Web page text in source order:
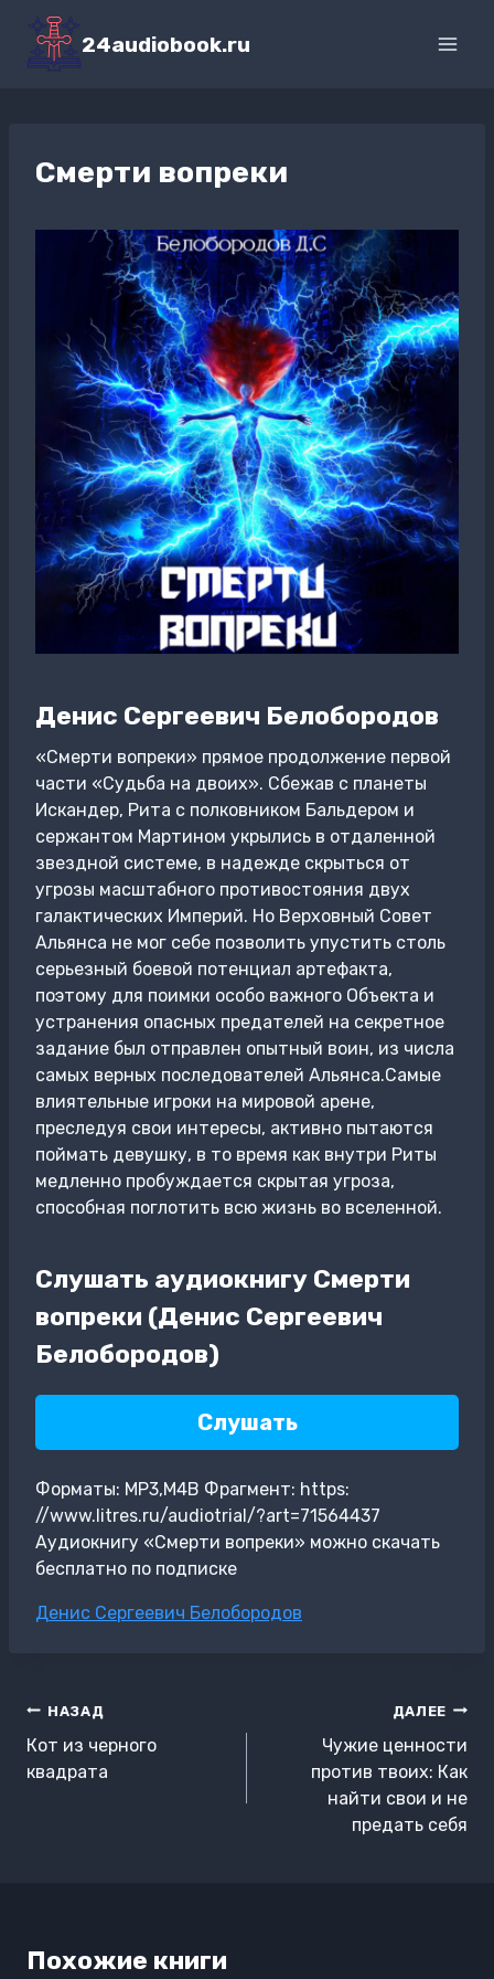
Перейти
содержимому
24audiobook.ru
Смерти вопреки
Денис Сергеевич Белобородов
«Смерти вопреки» прямое продолжение первой
части «Судьба на двоих». Сбежав с планеты
Искандер, Рита с полковником Бальдером и
сержантом Мартином укрылись в отдаленной
звездной системе, в надежде скрыться от
угрозы масштабного противостояния двух
галактических Империй. Но Верховный Совет
Альянса не мог себе позволить упустить столь
серьезный боевой потенциал артефакта,
поэтому для поимки особо важного Объекта и
устранения опасных предателей на секретное
задание был отправлен опытный воин, из числа
самых верных последователей Альянса.Самые
влиятельные игроки на мировой арене,
преследуя свои интересы, активно пытаются
поймать девушку, в то время как внутри Риты
медленно пробуждается скрытая угроза,
способная поглотить всю жизнь во вселенной.
Слушать аудиокнигу Смерти
вопреки (Денис Сергеевич
Белобородов)
Слушать
Форматы: MP3,M4B Фрагмент: https:
//www.litres.ru/audiotrial/?art=71564437
Аудиокнигу «Смерти вопреки» можно скачать
бесплатно по подписке
Метки
Денис Сергеевич Белобородов
Навигация
по
записям
НАЗАД
Кот из черного
квадрата
ДАЛЕЕ
Чужие ценности
против твоих: Как
найти свои и не
предать себя
Похожие книги